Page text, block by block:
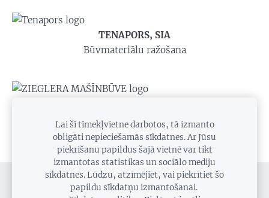
TENAPORS, SIA
Būvmateriālu ražošana
Mašīnbūve
SĪKDATNES
Lai šī tīmekļvietne darbotos, tā izmanto
obligāti nepieciešamās sīkdatnes. Ar Jūsu
piekrišanu papildus šajā vietnē var tikt
izmantotas statistikas un sociālo mediju
sīkdatnes. Lūdzu, atzīmējiet, vai piekrītiet šo
papildu sīkdatņu izmantošanai.